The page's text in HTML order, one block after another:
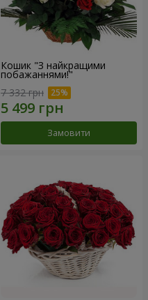
Кошик "З найкращими
побажаннями!"
7 332 грн
Замовити